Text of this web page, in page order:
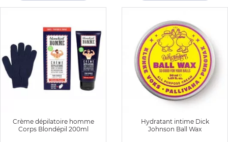
Crème dépilatoire homme
Corps Blondépil 200ml
Hydratant intime Dick
Johnson Ball Wax